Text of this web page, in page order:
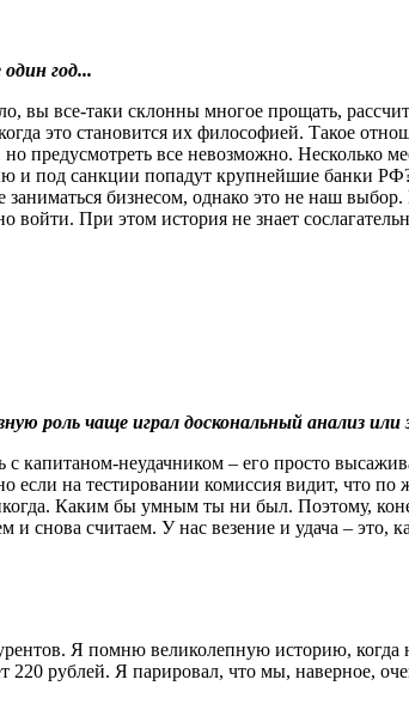
год...
вы все-таки склонны многое прощать,
это становится их философией. Такое
предусмотреть все невозможно. Несколько
под санкции попадут крупнейшие банки РФ?
бизнесом, однако это не наш
войти. При этом история не знает
роль чаще играл доскональный анализ или
капитаном-неудачником – его просто
если на тестировании комиссия видит, что
Каким бы умным ты ни был. Поэтому,
снова считаем. У нас везение и удача – это,
Я помню великолепную историю,
220 рублей. Я парировал, что мы, наверное,